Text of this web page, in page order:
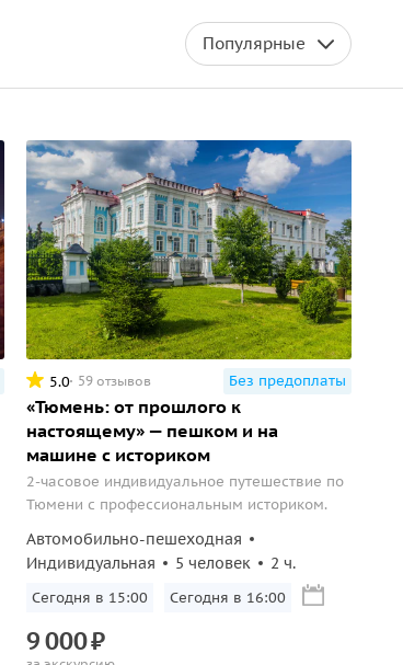
Популярные
5.0 59 отзывов Без предоплаты
«Тюмень: от прошлого к
настоящему» — пешком и на
машине с историком
2-часовое индивидуальное путешествие по
Тюмени с профессиональным историком.
Автомобильно-пешеходная
Индивидуальная
5 человек 2 ч.
Сегодня в 15:00 Сегодня в 16:00
9000₽